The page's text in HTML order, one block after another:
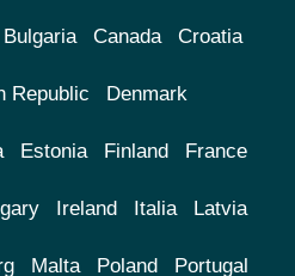
Bulgaria Canada Croatia
Republic Denmark
Estonia Finland France
Ireland Italia Latvia
Malta Poland Portugal